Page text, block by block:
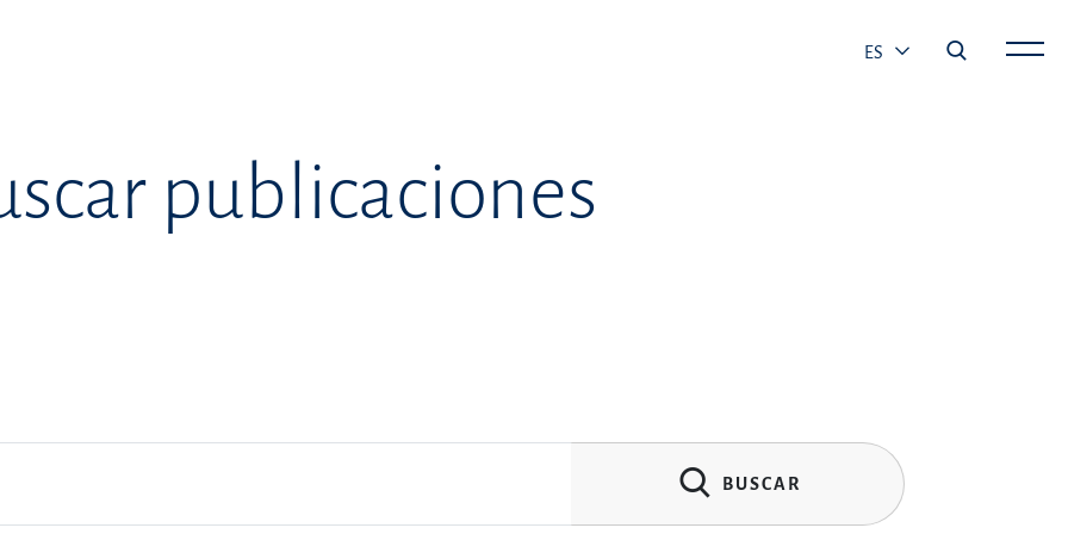
ES
publicaciones
BUSCAR